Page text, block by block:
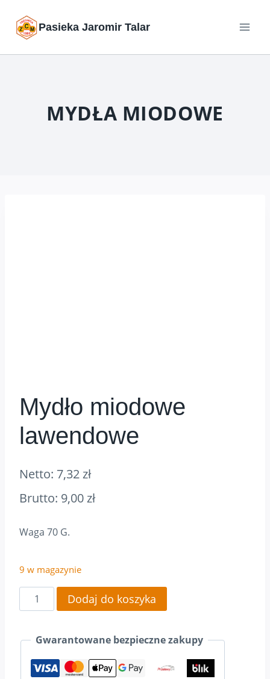
Pasieka Jaromir Talar
MYDŁA MIODOWE
Mydło miodowe
lawendowe
Netto: 7,32zł
Brutto: 9,00zł
Waga 70 G.
9 w magazynie
ilość
Mydło
miodowe
Dodaj do koszyka
Gwarantowane bezpieczne zakupy